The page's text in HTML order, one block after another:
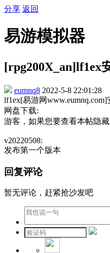
分享 返回
易游模拟器
[rpg200X_an]lf1ex
eumnq8 2022-5-8 22:01:28
lf1ex[易游网
网盘下载:
游客，如果您要查看本帖隐
v20220508:
发布第一个版本
回复评论
暂无评论，赶紧抢沙发吧